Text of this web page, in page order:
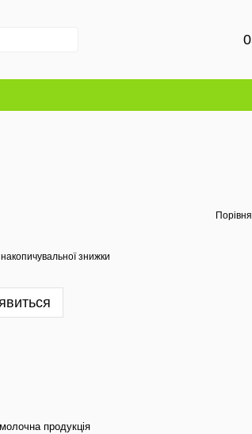
знижки
продукція